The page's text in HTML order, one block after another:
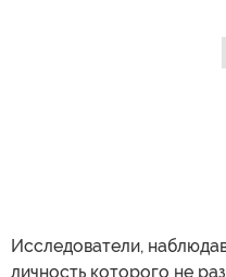
Исследователи,
личность которого не